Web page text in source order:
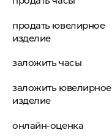
продать ювелирное
изделие
заложить часы
заложить ювелирное
изделие
онлайн-оценка